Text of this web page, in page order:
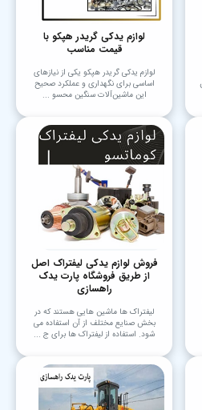
لوازم یدکی گریدر هپکو با
قیمت مناسب
لوازم یدکی گریدر هپکو یکی از نیازهای
اساسی برای نگهداری و عملکرد صحیح
این ماشین‌آلات سنگین محسو ...
فروش لوازم یدکی لیفتراک اصل
از طریق فروشگاه پارت یدک
راهسازی
لیفتراک ها ماشین هایی هستند که در
بخش صنایع مختلف از آن استفاده می
شود. استفاده از لیفتراک ها برای ج ...